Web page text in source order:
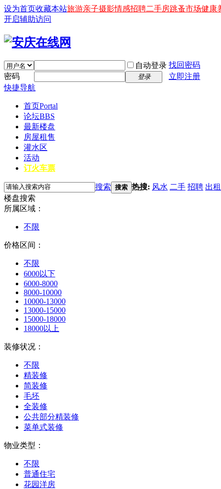
设为首页收藏本站旅游亲子摄影情感招聘二手房跳蚤市场健康
开启辅助访问
自动登录 找回密码
密码
登录
立即注册
快捷导航
首页Portal
论坛BBS
最新楼盘
房屋租售
灌水区
活动
订火车票
搜索 搜索 热搜: 风水 二手 招聘 出租
楼盘搜索
所属区域：
不限
价格区间：
不限
6000以下
6000-8000
8000-10000
10000-13000
13000-15000
15000-18000
18000以上
装修状况：
不限
精装修
简装修
毛坯
全装修
公共部分精装修
菜单式装修
物业类型：
不限
普通住宅
花园洋房